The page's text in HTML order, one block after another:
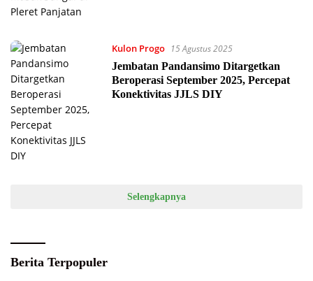
Kulon Progo
15 Agustus 2025
Jembatan Pandansimo Ditargetkan
Beroperasi September 2025, Percepat
Konektivitas JJLS DIY
Selengkapnya
Berita Terpopuler